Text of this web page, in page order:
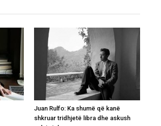
Juan Rulfo: Ka shumë që kanë
shkruar tridhjetë libra dhe askush